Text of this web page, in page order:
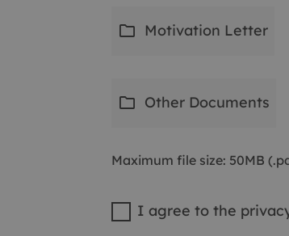
folder Motivation Letter
folder Other Documents
Maximum file size: 50MB
I agree to the